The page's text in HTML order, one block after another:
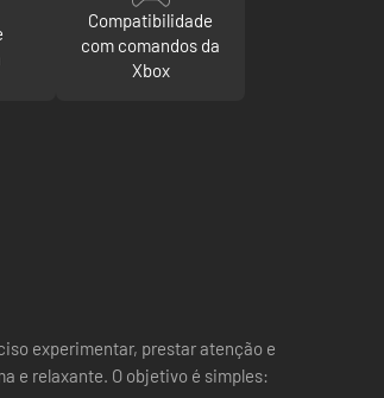
Compatibilidade
com comandos da
Xbox
experimentar, prestar atenção e
e relaxante. O objetivo é simples: